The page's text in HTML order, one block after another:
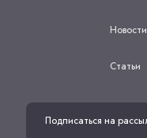
Новости
Статьи